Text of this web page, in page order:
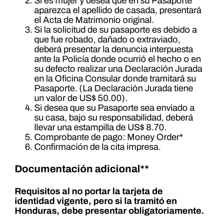
aparezca el apellido de casada, presentará
el Acta de Matrimonio original.
Si la solicitud de su pasaporte es debido a
que fue robado, dañado o extraviado,
deberá presentar la denuncia interpuesta
ante la Policía donde ocurrió el hecho o en
su defecto realizar una Declaración Jurada
en la Oficina Consular donde tramitará su
Pasaporte. (La Declaración Jurada tiene
un valor de US$ 50.00).
Si desea que su Pasaporte sea enviado a
su casa, bajo su responsabilidad, deberá
llevar una estampilla de US$ 8.70.
Comprobante de pago: Money Order*
Confirmación de la cita impresa.
Documentación adicional**
Requisitos al no portar la tarjeta de
identidad vigente, pero si la tramitó en
Honduras, debe presentar obligatoriamente.